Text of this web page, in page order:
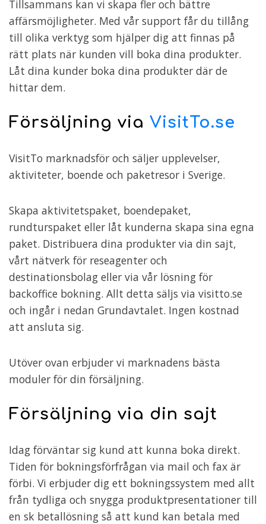
Tillsammans kan vi skapa fler och bättre
affärsmöjligheter. Med vår support får du tillång
till olika verktyg som hjälper dig att finnas på
rätt plats när kunden vill boka dina produkter.
Låt dina kunder boka dina produkter där de
hittar dem.
Försäljning via VisitTo.se
VisitTo marknadsför och säljer upplevelser,
aktiviteter, boende och paketresor i Sverige.
Skapa aktivitetspaket, boendepaket,
rundturspaket eller låt kunderna skapa sina egna
paket. Distribuera dina produkter via din sajt,
vårt nätverk för reseagenter och
destinationsbolag eller via vår lösning för
backoffice bokning. Allt detta säljs via visitto.se
och ingår i nedan Grundavtalet. Ingen kostnad
att ansluta sig.
Utöver ovan erbjuder vi marknadens bästa
moduler för din försäljning.
Försäljning via din sajt
Idag förväntar sig kund att kunna boka direkt.
Tiden för bokningsförfrågan via mail och fax är
förbi. Vi erbjuder dig ett bokningssystem med allt
från tydliga och snygga produktpresentationer till
en sk betallösning så att kund kan betala med